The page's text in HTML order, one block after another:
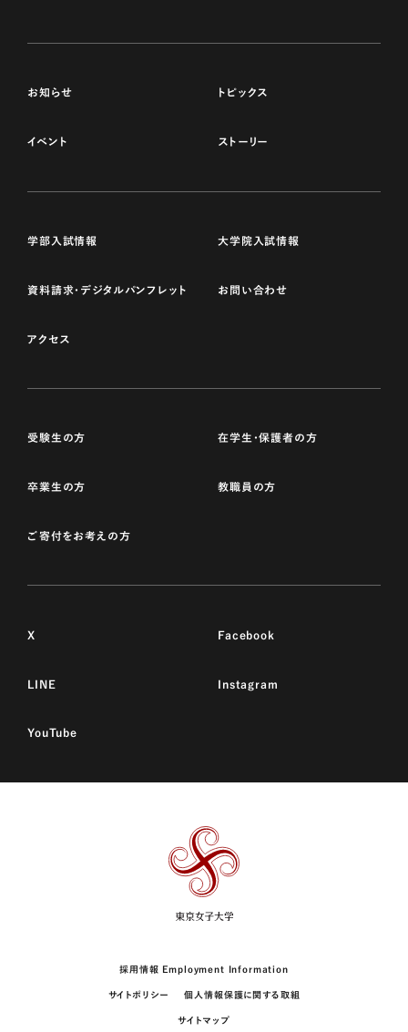
お知らせ トピックス
イベント ストーリー
学部入試情報 大学院入試情報
資料請求・デジタルパンフレット お問い合わせ
アクセス
受験生の方 在学生・保護者の方
卒業生の方 教職員の方
ご寄付をお考えの方
X Facebook
LINE Instagram
YouTube
東
採用情報 Employment Information
サイトポリシー 個人情報保護に関する取組
サイトマップ